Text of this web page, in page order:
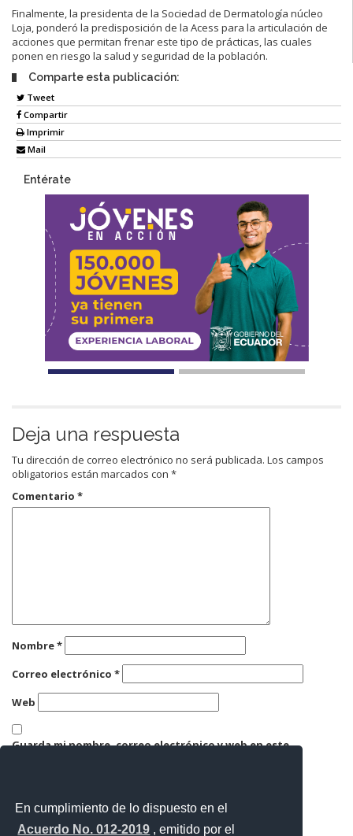
En cumplimiento de lo dispuesto en el
Acuerdo No. 012-2019 , emitido por el
Finalmente, la presidenta de la Sociedad de Dermatología núcleo
Loja, ponderó la predisposición de la Acess para la articulación de
acciones que permitan frenar este tipo de prácticas, las cuales
ponen en riesgo la salud y seguridad de la población.
Comparte esta publicación:
Tweet
Compartir
Imprimir
Mail
Entérate
Deja una respuesta
Tu dirección de correo electrónico no será publicada. Los campos
obligatorios están marcados con *
Comentario *
Nombre*
Correo electrónico *
Web
Guarda mi nombre, correo electrónico y web en este